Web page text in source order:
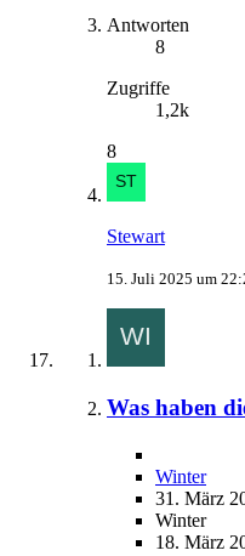
Antworten
8
Zugriffe
1,2k
8
Stewart
15. Juli 2025 um
Was haben
Winter
31. März
Winter
18. März